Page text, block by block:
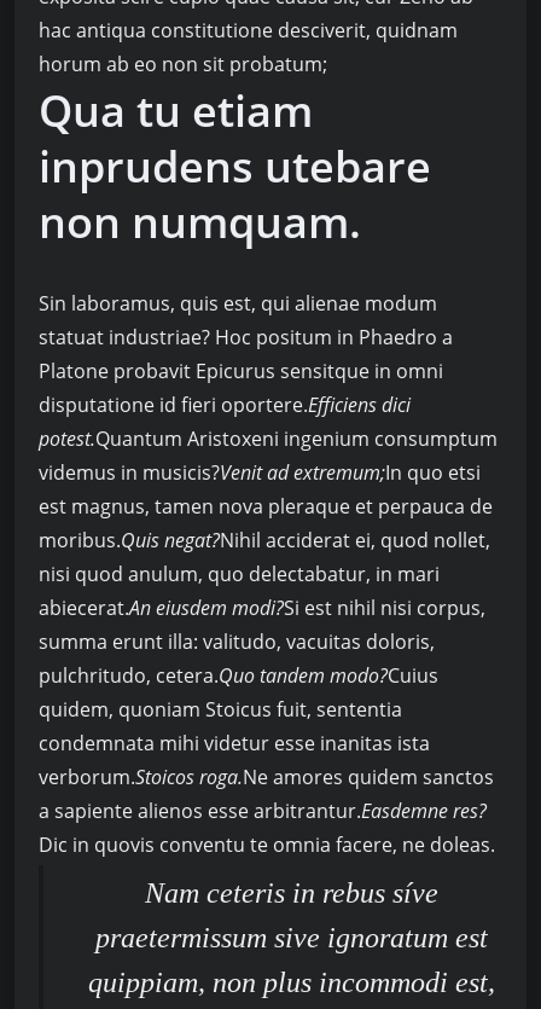
hac antiqua constitutione desciverit, quidnam
horum ab eo non sit probatum;
Qua tu etiam
inprudens utebare
non numquam.
Sin laboramus, quis est, qui alienae modum
statuat industriae? Hoc positum in Phaedro a
Platone probavit Epicurus sensitque in omni
disputatione id fieri oportere.Efficiens dici
potest.Quantum Aristoxeni ingenium consumptum
videmus in musicis?Venit ad extremum;In quo etsi
est magnus, tamen nova pleraque et perpauca de
moribus.Quis negat?Nihil acciderat ei, quod nollet,
nisi quod anulum, quo delectabatur, in mari
abiecerat.An eiusdem modi?Si est nihil nisi corpus,
summa erunt illa: valitudo, vacuitas doloris,
pulchritudo, cetera.Quo tandem modo?Cuius
quidem, quoniam Stoicus fuit, sententia
condemnata mihi videtur esse inanitas ista
verborum.Stoicos roga.Ne amores quidem sanctos
a sapiente alienos esse arbitrantur.Easdemne res?
Dic in quovis conventu te omnia facere, ne doleas.
Nam ceteris in rebus síve
praetermissum sive ignoratum est
quippiam, non plus incommodi est,